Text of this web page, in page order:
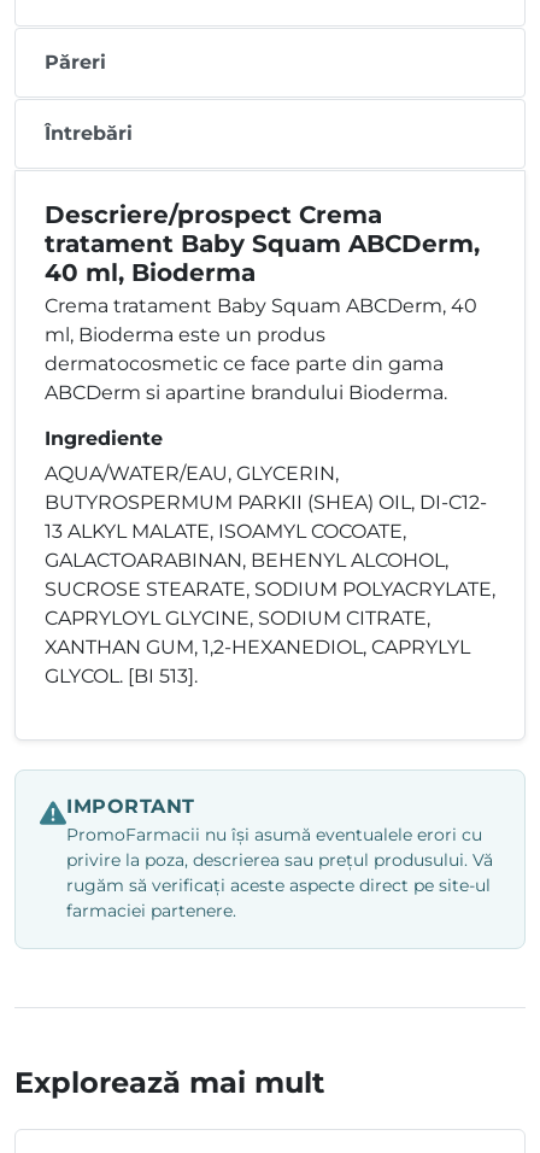
Păreri
Întrebări
Descriere/prospect Crema
tratament Baby Squam ABCDerm,
40 ml, Bioderma
Crema tratament Baby Squam ABCDerm, 40
ml, Bioderma este un produs
dermatocosmetic ce face parte din gama
ABCDerm si apartine brandului Bioderma.
Ingrediente
AQUA/WATER/EAU, GLYCERIN,
BUTYROSPERMUM PARKII (SHEA) OIL, DI-C12-
13 ALKYL MALATE, ISOAMYL COCOATE,
GALACTOARABINAN, BEHENYL ALCOHOL,
SUCROSE STEARATE, SODIUM POLYACRYLATE,
CAPRYLOYL GLYCINE, SODIUM CITRATE,
XANTHAN GUM, 1,2-HEXANEDIOL, CAPRYLYL
GLYCOL. [BI 513].
IMPORTANT
PromoFarmacii nu își asumă eventualele erori cu
privire la poza, descrierea sau prețul produsului. Vă
rugăm să verificați aceste aspecte direct pe site-ul
farmaciei partenere.
Explorează mai mult